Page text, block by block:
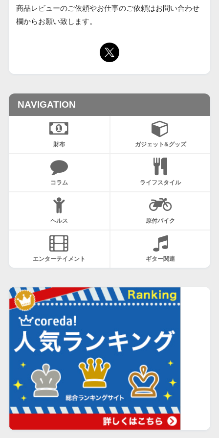
商品レビューのご依頼やお仕事のご依頼はお問い合わせ
欄からお願い致します。
NAVIGATION
財布 ガジェット&グッズ
コラム ライフスタイル
ヘルス 原付バイク
エンターテイメント ギター関連